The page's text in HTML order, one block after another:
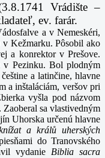
Vrádište –
ev. farár.
a v Nemeskéri,
Kežmarku. Pôsobil ako
a konrektor v Prešove.
v Pezinku. Bol plodným
a latinčine, hlavne
a inštaláciám, veršov pri
vyšla pod názvom
sa vlastivedným
Uhorska určenú hlavne
a králů uherských
do Tranovského
vydanie Biblia sacra